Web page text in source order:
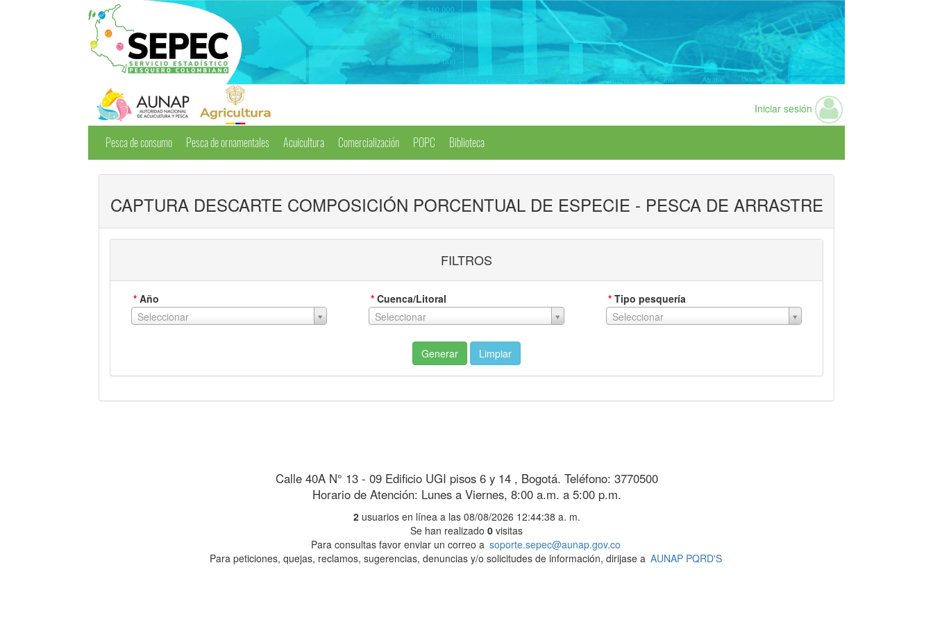
Iniciar sesión
Pesca de consumo Pesca de ornamentales Acuicultura Comercialización POPC Biblioteca
CAPTURA DESCARTE COMPOSICIÓN PORCENTUAL DE ESPECIE - PESCA DE ARRASTRE
FILTROS
* Año
Seleccionar
* Cuenca/Litoral
Seleccionar
* Tipo pesquería
Seleccionar
Generar Limpiar
Ver gráfica Ver tabla
Calle 40A N° 13 - 09 Edificio UGI pisos 6 y 14 , Bogotá. Teléfono: 3770500
Horario de Atención: Lunes a Viernes, 8:00 a.m. a 5:00 p.m.
2 usuarios en línea a las 08/08/2026 12:44:38 a. m.
Se han realizado 0 visitas
Para consultas favor enviar un correo a soporte.sepec@aunap.gov.co
Para peticiones, quejas, reclamos, sugerencias, denuncias y/o solicitudes de información, dirijase a AUNAP PQRD'S